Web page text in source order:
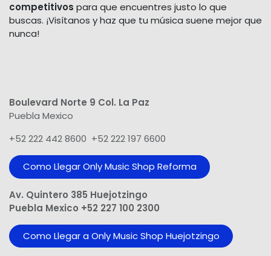
competitivos para que encuentres justo lo que
buscas. ¡Visítanos y haz que tu música suene mejor que
nunca!
Boulevard Norte 9 Col. La Paz
Puebla Mexico
+52 222 442 8600 +52 222 197 6600
Como Llegar Only Music Shop​ Reforma
Av. Quintero 385 Huejotzingo
Puebla Mexico +52 227 100 2300
Como Llegar a Only Music Shop Huejotzingo